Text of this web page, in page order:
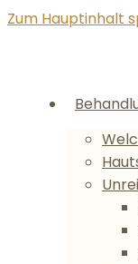
Zum Hauptinhalt